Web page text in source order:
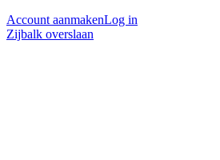
Account aanmakenLog in
Zijbalk overslaan